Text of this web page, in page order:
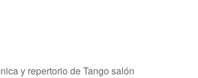
y repertorio de Tango salón